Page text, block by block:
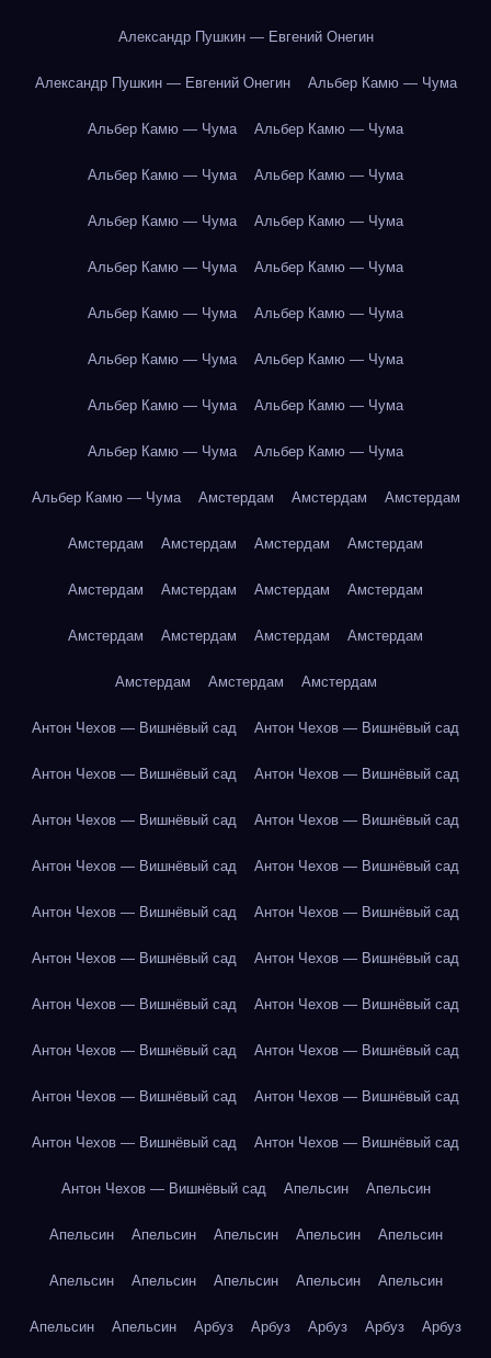
Александр Пушкин — Евгений Онегин
Александр Пушкин — Евгений Онегин Альбер Камю — Чума
Альбер Камю — Чума Альбер Камю — Чума
Альбер Камю — Чума Альбер Камю — Чума
Альбер Камю — Чума Альбер Камю — Чума
Альбер Камю — Чума Альбер Камю — Чума
Альбер Камю — Чума Альбер Камю — Чума
Альбер Камю — Чума Альбер Камю — Чума
Альбер Камю — Чума Альбер Камю — Чума
Альбер Камю — Чума Альбер Камю — Чума
Альбер Камю — Чума Амстердам Амстердам Амстердам
Амстердам Амстердам Амстердам Амстердам
Амстердам Амстердам Амстердам Амстердам
Амстердам Амстердам Амстердам Амстердам
Амстердам Амстердам Амстердам
Антон Чехов — Вишнёвый сад Антон Чехов — Вишнёвый сад
Антон Чехов — Вишнёвый сад Антон Чехов — Вишнёвый сад
Антон Чехов — Вишнёвый сад Антон Чехов — Вишнёвый сад
Антон Чехов — Вишнёвый сад Антон Чехов — Вишнёвый сад
Антон Чехов — Вишнёвый сад Антон Чехов — Вишнёвый сад
Антон Чехов — Вишнёвый сад Антон Чехов — Вишнёвый сад
Антон Чехов — Вишнёвый сад Антон Чехов — Вишнёвый сад
Антон Чехов — Вишнёвый сад Антон Чехов — Вишнёвый сад
Антон Чехов — Вишнёвый сад Антон Чехов — Вишнёвый сад
Антон Чехов — Вишнёвый сад Антон Чехов — Вишнёвый сад
Антон Чехов — Вишнёвый сад Апельсин Апельсин
Апельсин Апельсин Апельсин Апельсин Апельсин
Апельсин Апельсин Апельсин Апельсин Апельсин
Апельсин Апельсин Арбуз Арбуз Арбуз Арбуз Арбуз